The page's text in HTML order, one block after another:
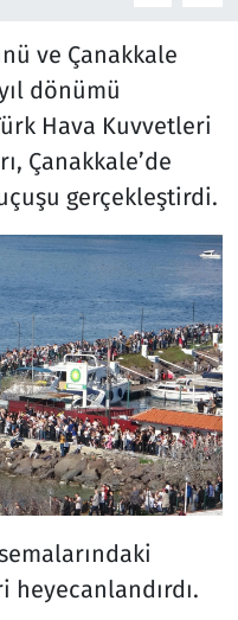
ve Çanakkale
dönümü
Hava Kuvvetleri
Çanakkale’de
gerçekleştirdi.
heyecanlandırdı.